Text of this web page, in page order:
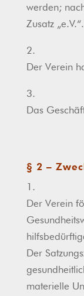
werden;
Zusatz „e.V.“.
2.
Der Verein
3.
Das
§ 2 –
1.
Der Verein
Der
materielle